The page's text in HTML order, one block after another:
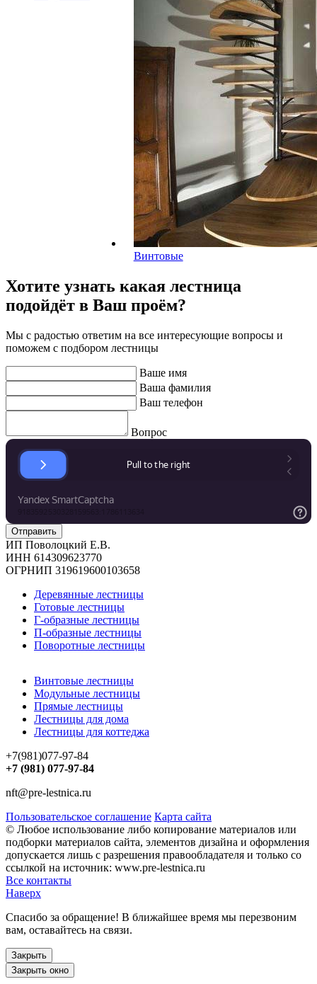
Винтовые
Хотите узнать какая лестница
подойдёт в Ваш проём?
Мы с радостью ответим на все интересующие вопросы и
поможем с подбором лестницы
Ваше имя
Ваша фамилия
Ваш телефон
Вопрос
ИП Поволоцкий Е.В.
ИНН 614309623770
ОГРНИП 319619600103658
Деревянные лестницы
Готовые лестницы
Г-образные лестницы
П-образные лестницы
Поворотные лестницы
Винтовые лестницы
Модульные лестницы
Прямые лестницы
Лестницы для дома
Лестницы для коттеджа
+7(981)077-97-84
+7 (981) 077-97-84
nft@pre-lestnica.ru
Пользовательское соглашение Карта сайта
© Любое использование либо копирование материалов или
подборки материалов сайта, элементов дизайна и оформления
допускается лишь с разрешения правообладателя и только со
ссылкой на источник: www.pre-lestnica.ru
Все контакты
Наверх
Спасибо за обращение! В ближайшее время мы перезвоним
вам, оставайтесь на связи.
Закрыть
Закрыть окно